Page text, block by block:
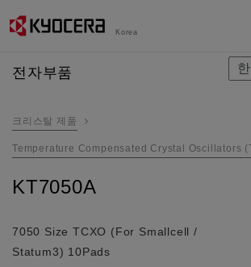
Korea
전자부품
크리스탈 제품
Temperature Compensated Crystal Oscillators
KT7050A
7050 Size TCXO (For Smallcell /
Statum3) 10Pads